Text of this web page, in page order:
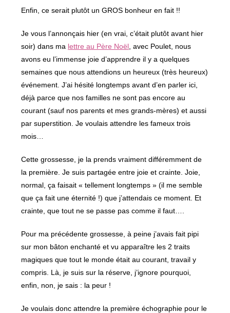
Enfin, ce serait plutôt un GROS bonheur en fait !!
Je vous l’annonçais hier (en vrai, c’était plutôt avant hier
soir) dans ma lettre au Père Noël , avec Poulet, nous
avons eu l’immense joie d’apprendre il y a quelques
semaines que nous attendions un heureux (très heureux)
événement. J’ai hésité longtemps avant d’en parler ici,
déjà parce que nos familles ne sont pas encore au
courant (sauf nos parents et mes grands-mères) et aussi
par superstition. Je voulais attendre les fameux trois
mois…
Cette grossesse, je la prends vraiment différemment de
la première. Je suis partagée entre joie et crainte. Joie,
normal, ça faisait « tellement longtemps » (il me semble
que ça fait une éternité !) que j’attendais ce moment. Et
crainte, que tout ne se passe pas comme il faut….
Pour ma précédente grossesse, à peine j’avais fait pipi
sur mon bâton enchanté et vu apparaître les 2 traits
magiques que tout le monde était au courant, travail y
compris. Là, je suis sur la réserve, j’ignore pourquoi,
enfin, non, je sais : la peur !
Je voulais donc attendre la première échographie pour le